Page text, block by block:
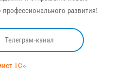
развития!
Телеграм-канал
1С»